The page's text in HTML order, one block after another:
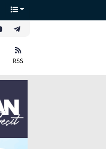
RSS